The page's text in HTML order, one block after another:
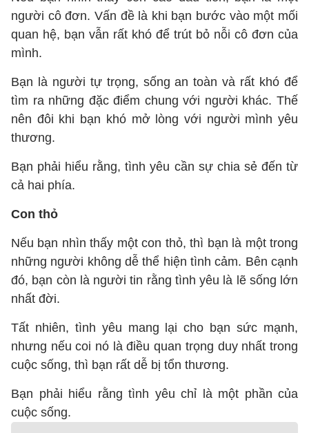
người cô đơn. Vấn đề là khi bạn bước vào một mối
quan hệ, bạn vẫn rất khó để trút bỏ nỗi cô đơn của
mình.
Bạn là người tự trọng, sống an toàn và rất khó để
tìm ra những đặc điểm chung với người khác. Thế
nên đôi khi bạn khó mở lòng với người mình yêu
thương.
Bạn phải hiểu rằng, tình yêu cần sự chia sẻ đến từ
cả hai phía.
Con thỏ
Nếu bạn nhìn thấy một con thỏ, thì bạn là một trong
những người không dễ thể hiện tình cảm. Bên cạnh
đó, bạn còn là người tin rằng tình yêu là lẽ sống lớn
nhất đời.
Tất nhiên, tình yêu mang lại cho bạn sức mạnh,
nhưng nếu coi nó là điều quan trọng duy nhất trong
cuộc sống, thì bạn rất dễ bị tổn thương.
Bạn phải hiểu rằng tình yêu chỉ là một phần của
cuộc sống.